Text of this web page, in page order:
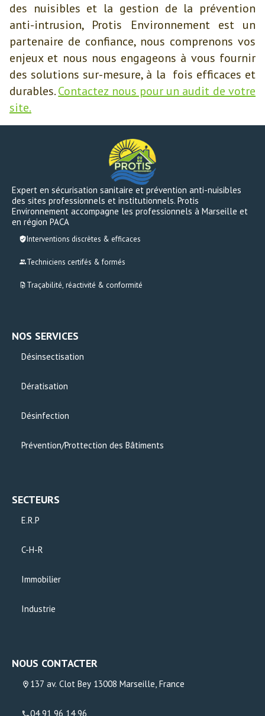
des nuisibles et la gestion de la prévention
anti-intrusion, Protis Environnement est un
partenaire de confiance, nous comprenons vos
enjeux et nous nous engageons à vous fournir
des solutions sur-mesure, à la fois efficaces et
durables.Contactez nous pour un audit de votre
site.
Expert en sécurisation sanitaire et prévention anti-nuisibles
des sites professionnels et institutionnels. Protis
Environnement accompagne les professionnels à Marseille et
en région PACA
Interventions discrètes & efficaces
Techniciens certifés & formés
Traçabilité, réactivité & conformité
NOS SERVICES
Désinsectisation
Dératisation
Désinfection
Prévention/Prottection des Bâtiments
SECTEURS
E.R.P
C-H-R
Immobilier
Industrie
NOUS CONTACTER
137 av. Clot Bey 13008 Marseille, France
04 91 96 14 96